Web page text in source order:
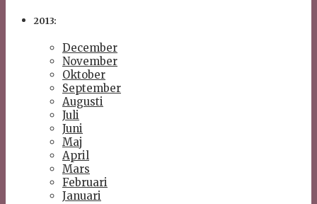
2013:
December
November
Oktober
September
Augusti
Juli
Juni
Maj
April
Mars
Februari
Januari